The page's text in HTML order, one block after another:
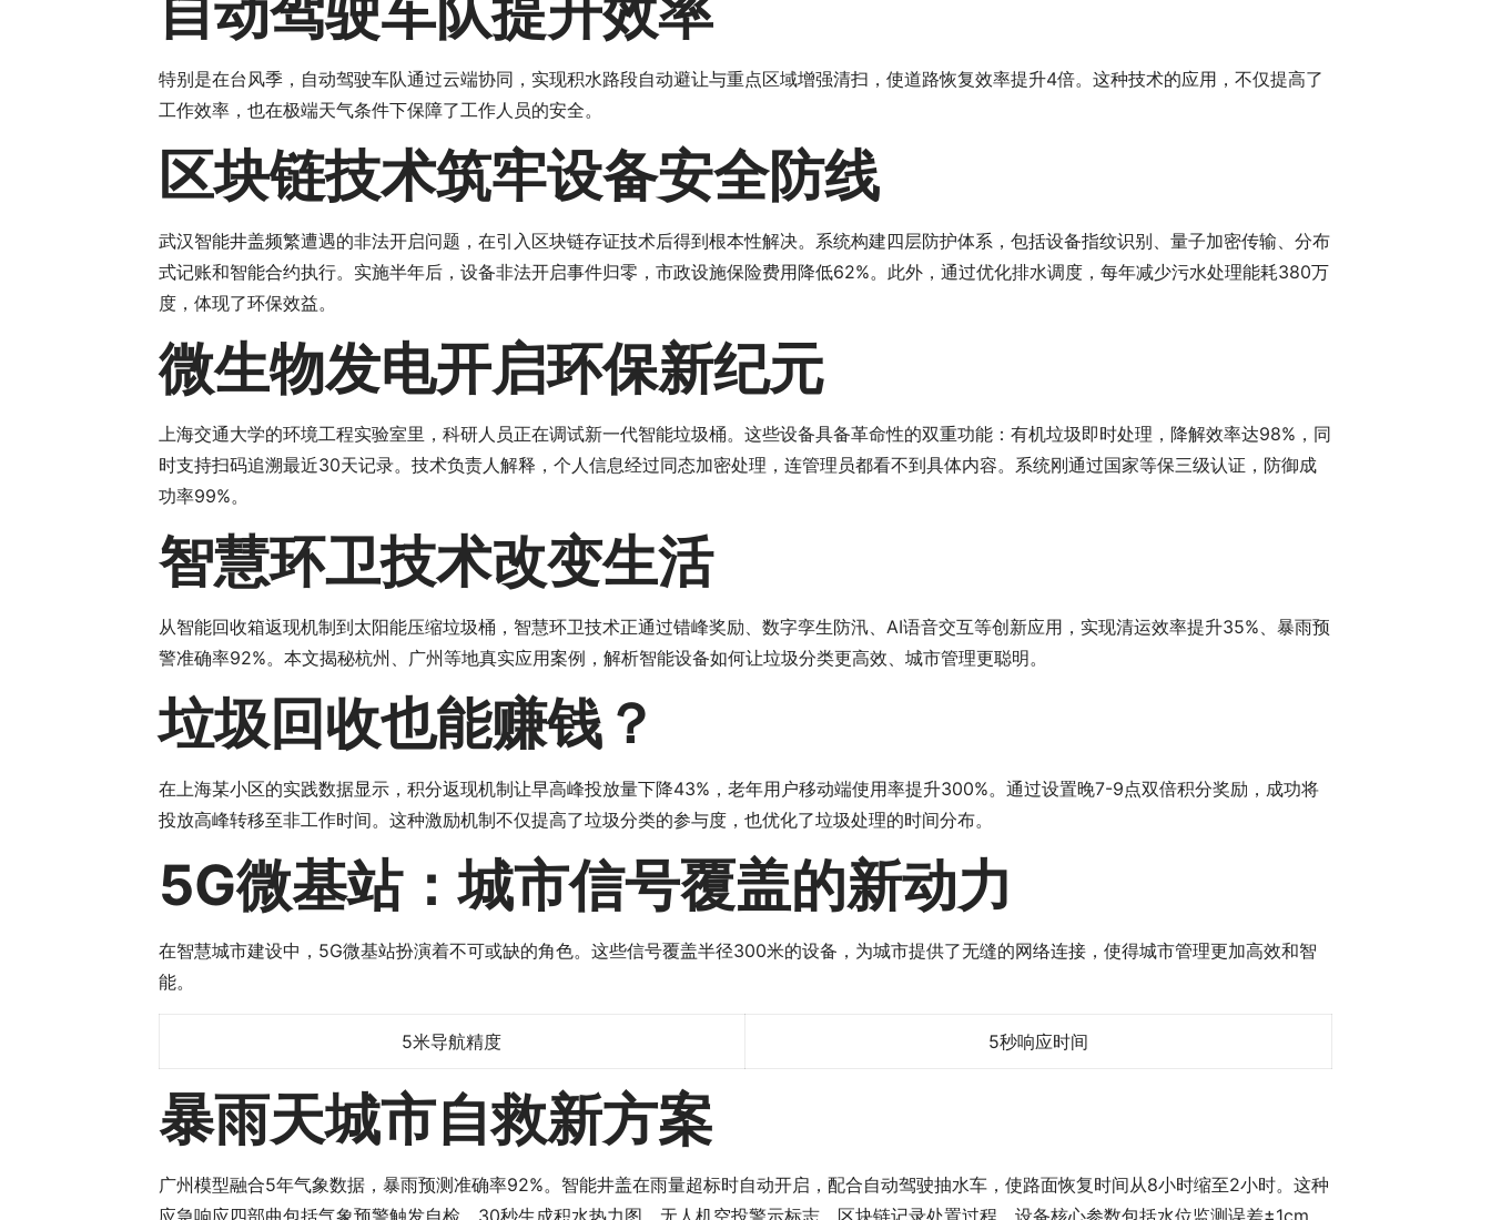
自动驾驶车队提升效率
特别是在台风季，自动驾驶车队通过云端协同，实现积水路段自动避让与重点区域增强清扫，使道路恢复效率提升4倍。这种技术的应用，不仅提高了
工作效率，也在极端天气条件下保障了工作人员的安全。
区块链技术筑牢设备安全防线
武汉智能井盖频繁遭遇的非法开启问题，在引入区块链存证技术后得到根本性解决。系统构建四层防护体系，包括设备指纹识别、量子加密传输、分布
式记账和智能合约执行。实施半年后，设备非法开启事件归零，市政设施保险费用降低62%。此外，通过优化排水调度，每年减少污水处理能耗380万
度，体现了环保效益。
微生物发电开启环保新纪元
上海交通大学的环境工程实验室里，科研人员正在调试新一代智能垃圾桶。这些设备具备革命性的双重功能：有机垃圾即时处理，降解效率达98%，同
时支持扫码追溯最近30天记录。技术负责人解释，个人信息经过同态加密处理，连管理员都看不到具体内容。系统刚通过国家等保三级认证，防御成
功率99%。
智慧环卫技术改变生活
从智能回收箱返现机制到太阳能压缩垃圾桶，智慧环卫技术正通过错峰奖励、数字孪生防汛、AI语音交互等创新应用，实现清运效率提升35%、暴雨预
警准确率92%。本文揭秘杭州、广州等地真实应用案例，解析智能设备如何让垃圾分类更高效、城市管理更聪明。
垃圾回收也能赚钱？
在上海某小区的实践数据显示，积分返现机制让早高峰投放量下降43%，老年用户移动端使用率提升300%。通过设置晚7-9点双倍积分奖励，成功将
投放高峰转移至非工作时间。这种激励机制不仅提高了垃圾分类的参与度，也优化了垃圾处理的时间分布。
5G微基站：城市信号覆盖的新动力
在智慧城市建设中，5G微基站扮演着不可或缺的角色。这些信号覆盖半径300米的设备，为城市提供了无缝的网络连接，使得城市管理更加高效和智
能。
5米导航精度 5秒响应时间
暴雨天城市自救新方案
广州模型融合5年气象数据，暴雨预测准确率92%。智能井盖在雨量超标时自动开启，配合自动驾驶抽水车，使路面恢复时间从8小时缩至2小时。这种